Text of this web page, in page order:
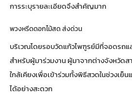
การระบุรายละเอียดจึงสำคัญมาก
พวงหรีดดอกไม้สด ส่งด่วน
บริเวณโดยรอบวัดแก้วไพฑูรย์มีที่จอดรถแ
สำหรับผู้มาร่วมงาน ผู้มาจากต่างจังหวัดส
ใกล้เคียงเพื่อเข้าร่วมทั้งพิธีสวดในช่วงเย็
ได้อย่างสะดวก